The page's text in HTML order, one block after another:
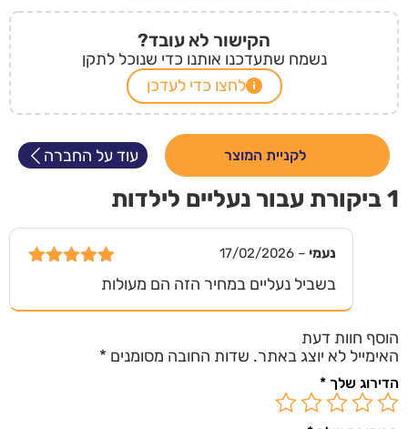
הקישור לא עובד?
נשמח שתעדכנו אותנו כדי שנוכל לתקן
לחצו כדי לעדכן
לקניית המוצר עוד על החברה
1 ביקורת עבור נעליים לילדות
דורג
5
נעמי –
17/02/2026
בשביל נעליים במחיר הזה הם מעולות
הוסף חוות דעת
האימייל לא יוצג באתר. שדות החובה מסומנים *
הדירוג שלך *